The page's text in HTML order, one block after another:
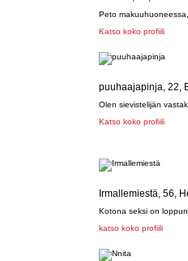
Peto
Katso koko profiili
puuhaajapinja, 22,
Olen sievistelijän
Katso koko profiili
Irmallemiestä, 56,
Kotona seksi on
katso koko profiili